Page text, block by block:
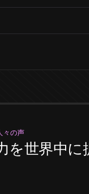
々の声
を世界中に